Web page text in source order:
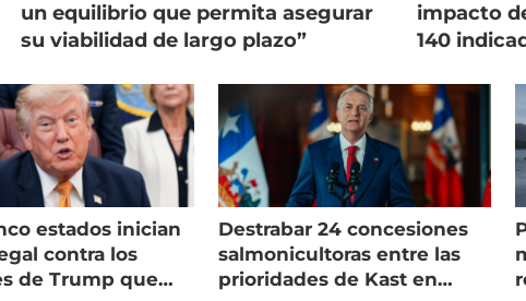
un equilibrio que permita asegurar
su viabilidad de largo plazo”
impacto
140
estados inician
contra los
de Trump que
Destrabar 24 concesiones
salmonicultoras entre las
prioridades de Kast en